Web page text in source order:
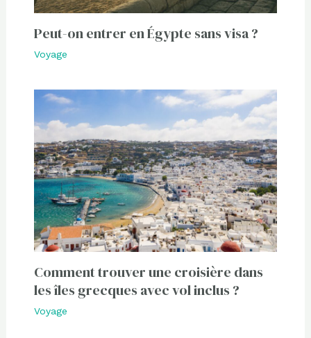
Peut-on entrer en Égypte sans visa ?
Voyage
Comment trouver une croisière dans
les îles grecques avec vol inclus ?
Voyage